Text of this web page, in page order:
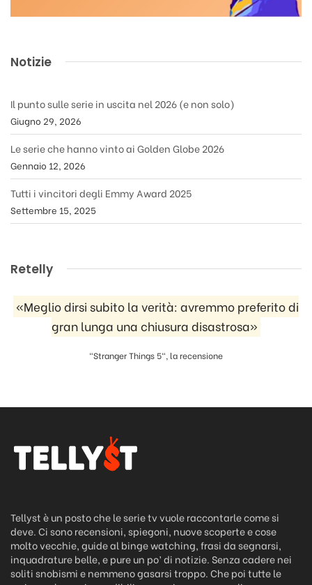
Notizie
Il punto sulle serie in uscita nel 2026 (e non solo)
Giugno 29, 2026
Le serie che hanno vinto ai Golden Globe 2026
Gennaio 12, 2026
Tutti i vincitori degli Emmy Award 2025
Settembre 15, 2025
Retelly
«Meglio dirsi subito la verità: avremmo preferito di
gran lunga una chiusura disastrosa»
"Stranger Things 5", la recensione
Tellyst è un posto che le serie tv vuole raccontarle come si
deve. Ci sono recensioni, spiegoni, nuove scoperte e cose
molto vecchie, guide al binge watching, frasi da segnarsi,
inquadrature belle, e pure un po’ di notizie. Senza cadere nei
soliti snobismi e nemmeno gasarsi troppo. Che poi tutte le